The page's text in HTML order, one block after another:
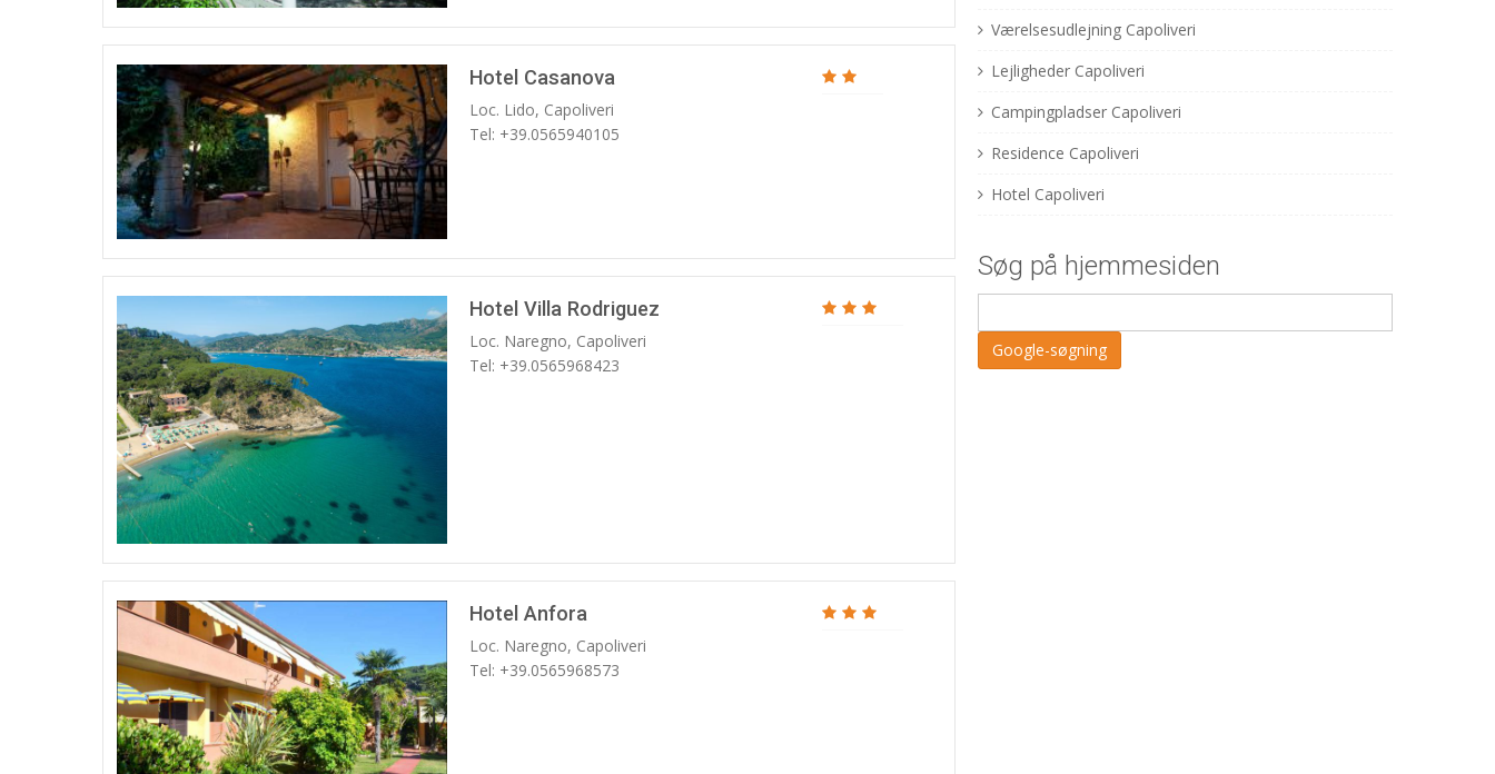
Hotel Casanova
Loc. Lido, Capoliveri
Tel: +39.0565940105
Hotel Villa Rodriguez
Loc. Naregno, Capoliveri
Tel: +39.0565968423
Hotel Anfora
Loc. Naregno, Capoliveri
Tel: +39.0565968573
Værelsesudlejning Capoliveri
Lejligheder Capoliveri
Campingpladser Capoliveri
Residence Capoliveri
Hotel Capoliveri
Søg på hjemmesiden